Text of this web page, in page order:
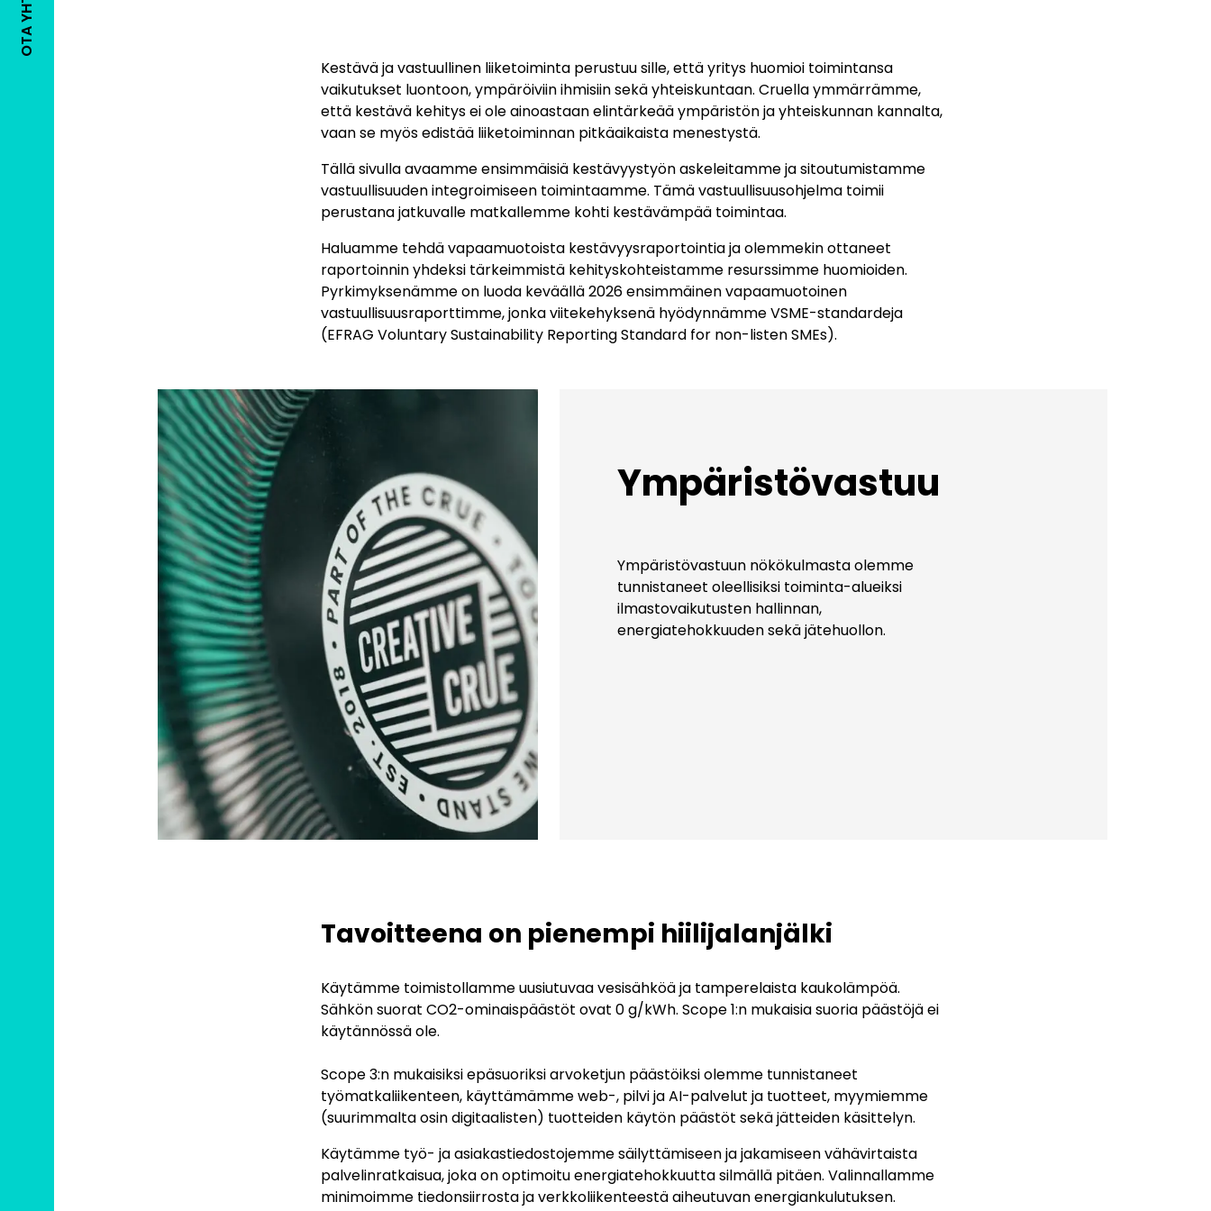
Kestävä ja vastuullinen liiketoiminta perustuu sille, että yritys huomioi toimintansa
vaikutukset luontoon, ympäröiviin ihmisiin sekä yhteiskuntaan. Cruella ymmärrämme,
että kestävä kehitys ei ole ainoastaan elintärkeää ympäristön ja yhteiskunnan kannalta,
vaan se myös edistää liiketoiminnan pitkäaikaista menestystä.
Tällä sivulla avaamme ensimmäisiä kestävyystyön askeleitamme ja sitoutumistamme
vastuullisuuden integroimiseen toimintaamme. Tämä vastuullisuusohjelma toimii
perustana jatkuvalle matkallemme kohti kestävämpää toimintaa.
Haluamme tehdä vapaamuotoista kestävyysraportointia ja olemmekin ottaneet
raportoinnin yhdeksi tärkeimmistä kehityskohteistamme resurssimme huomioiden.
Pyrkimyksenämme on luoda keväällä 2026 ensimmäinen vapaamuotoinen
vastuullisuusraporttimme, jonka viitekehyksenä hyödynnämme VSME-standardeja
(EFRAG Voluntary Sustainability Reporting Standard for non-listen SMEs).
Ympäristövastuu
Ympäristövastuun nökökulmasta olemme
tunnistaneet oleellisiksi toiminta-alueiksi
ilmastovaikutusten hallinnan,
energiatehokkuuden sekä jätehuollon.
Tavoitteena on pienempi hiilijalanjälki
Käytämme toimistollamme uusiutuvaa vesisähköä ja tamperelaista kaukolämpöä.
Sähkön suorat CO2-ominaispäästöt ovat 0 g/kWh. Scope 1:n mukaisia suoria päästöjä ei
käytännössä ole.
Scope 3:n mukaisiksi epäsuoriksi arvoketjun päästöiksi olemme tunnistaneet
työmatkaliikenteen, käyttämämme web-, pilvi ja AI-palvelut ja tuotteet, myymiemme
(suurimmalta osin digitaalisten) tuotteiden käytön päästöt sekä jätteiden käsittelyn.
Käytämme työ- ja asiakastiedostojemme säilyttämiseen ja jakamiseen vähävirtaista
palvelinratkaisua, joka on optimoitu energiatehokkuutta silmällä pitäen. Valinnallamme
minimoimme tiedonsiirrosta ja verkkoliikenteestä aiheutuvan energiankulutuksen.